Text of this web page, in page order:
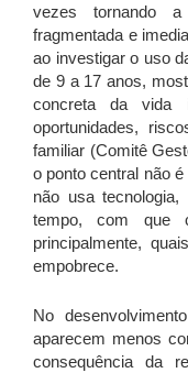
vezes tornando
fragmentada e
ao investigar o uso
de 9 a 17 anos,
concreta da vida
oportunidades,
familiar (Comitê
o ponto central não
não usa
tempo, com que
principalmente,
empobrece.
No
aparecem menos
consequência da